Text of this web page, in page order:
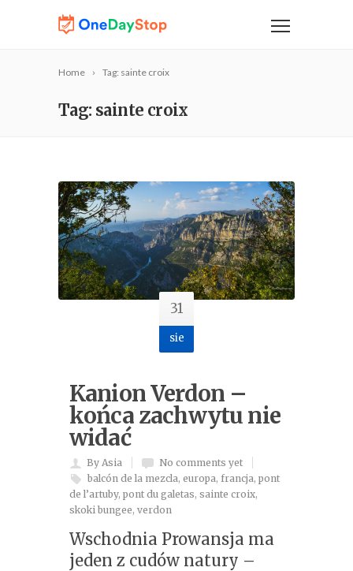
Home Tag: sainte croix
Tag: sainte croix
31
sie
Kanion Verdon –
końca zachwytu nie
widać
By Asia
No comments yet
balcón de la mezcla, europa, francja, pont
de l’artuby, pont du galetas, sainte croix,
skoki bungee, verdon
Wschodnia Prowansja ma
jeden z cudów natury –